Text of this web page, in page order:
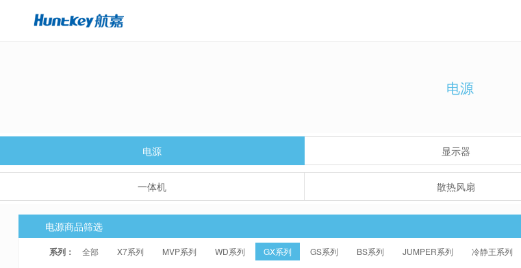
电源
电源 显示器
一体机 散热风扇
电源商品筛选
系列： 全部 X7系列 MVP系列 WD系列 GX系列 GS系列 BS系列 JUMPER系列 冷静王系列